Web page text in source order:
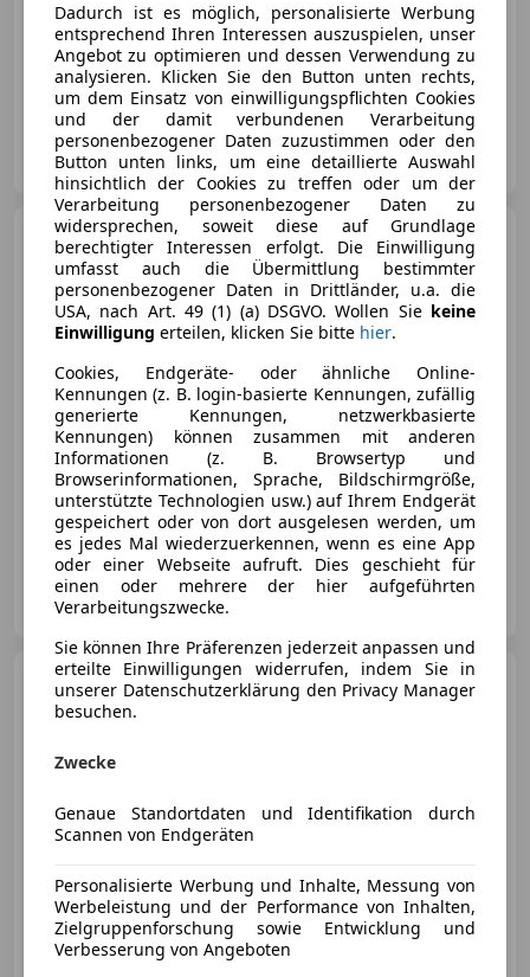
06/2020 70 200 km Diesel 140 kW (190 PS)
Autohaus Holzer GmbH & Co. KG
AT-4312 Ried in der Riedmark
Kia Rio1,25 MPI Titan ISG
*inkl. KIA Garantie, AHK, Si...
€ 10 980
06/2020 43 650 km Benzin 62 kW (84 PS)
Autohaus Holzer GmbH & Co. KG
AT-4312 Ried in der Riedmark
Skoda FabiaCombi
Ambition 1,0 TSI *Tempomat,
€ 10 890
05/2018
Dadurch ist es möglich, personalisierte Werbung
entsprechend Ihren Interessen auszuspielen, unser
Angebot zu optimieren und dessen Verwendung zu
analysieren. Klicken Sie den Button unten rechts,
um dem Einsatz von einwilligungspflichten Cookies
und der damit verbundenen Verarbeitung
personenbezogener Daten zuzustimmen oder den
Button unten links, um eine detaillierte Auswahl
hinsichtlich der Cookies zu treffen oder um der
Verarbeitung personenbezogener Daten zu
widersprechen, soweit diese auf Grundlage
berechtigter Interessen erfolgt. Die Einwilligung
umfasst auch die Übermittlung bestimmter
personenbezogener Daten in Drittländer, u.a. die
USA, nach Art. 49 (1) (a) DSGVO. Wollen Sie keine
Einwilligung erteilen, klicken Sie bitte hier.
Cookies, Endgeräte- oder ähnliche Online-
Kennungen (z. B. login-basierte Kennungen, zufällig
generierte Kennungen, netzwerkbasierte
Kennungen) können zusammen mit anderen
Informationen (z. B. Browsertyp und
Browserinformationen, Sprache, Bildschirmgröße,
unterstützte Technologien usw.) auf Ihrem Endgerät
gespeichert oder von dort ausgelesen werden, um
es jedes Mal wiederzuerkennen, wenn es eine App
oder einer Webseite aufruft. Dies geschieht für
einen oder mehrere der hier aufgeführten
Verarbeitungszwecke.
Sie können Ihre Präferenzen jederzeit anpassen und
erteilte Einwilligungen widerrufen, indem Sie in
unserer Datenschutzerklärung den Privacy Manager
besuchen.
Zwecke
Genaue Standortdaten und Identifikation durch
Scannen von Endgeräten
Personalisierte Werbung und Inhalte, Messung von
Werbeleistung und der Performance von Inhalten,
Zielgruppenforschung sowie Entwicklung und
Verbesserung von Angeboten